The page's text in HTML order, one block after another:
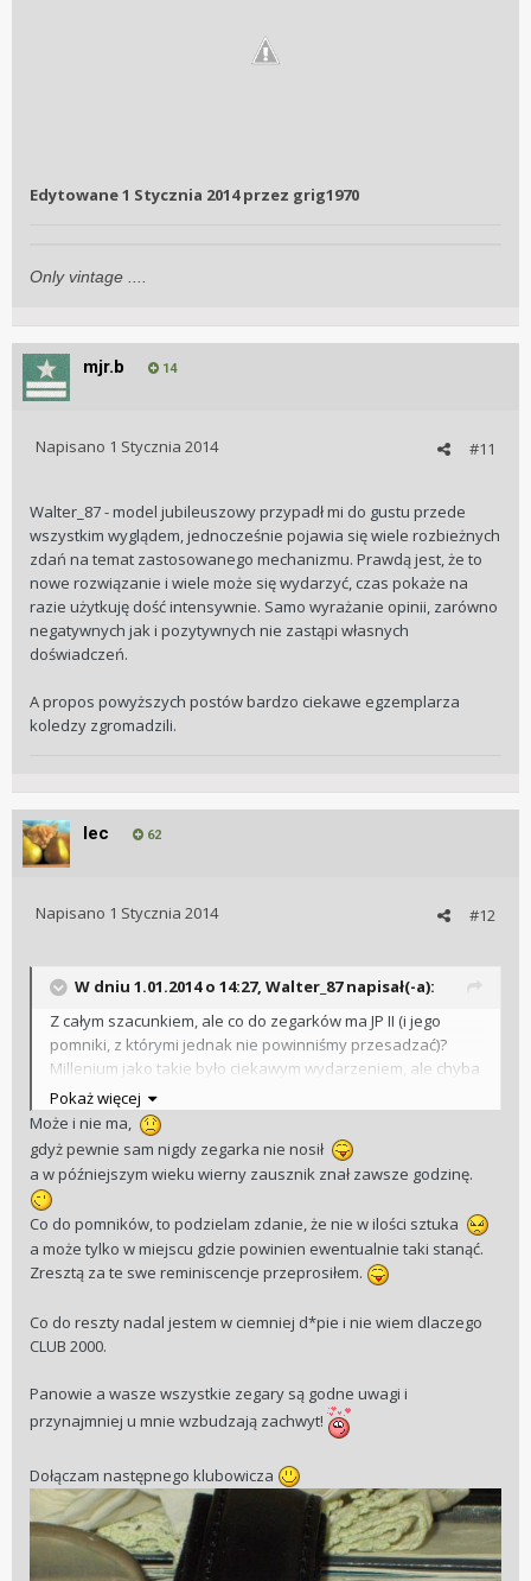
Edytowane1 Stycznia 2014przez grig1970
Only vintage ....
mjr.b 14
#11
Napisano 1 Stycznia 2014
Walter_87 - model jubileuszowy przypadł mi do gustu przede
wszystkim wyglądem, jednocześnie pojawia się wiele rozbieżnych
zdań na temat zastosowanego mechanizmu. Prawdą jest, że to
nowe rozwiązanie i wiele może się wydarzyć, czas pokaże na
razie użytkuję dość intensywnie. Samo wyrażanie opinii, zarówno
negatywnych jak i pozytywnych nie zastąpi własnych
doświadczeń.
A propos powyższych postów bardzo ciekawe egzemplarza
koledzy zgromadzili.
lec 62
#12
Napisano 1 Stycznia 2014
W dniu 1.01.2014 o 14:27, Walter_87 napisał(-a):
Z całym szacunkiem, ale co do zegarków ma JP II (i jego
pomniki, z którymi jednak nie powinniśmy przesadzać)?
Millenium jako takie było ciekawym wydarzeniem, ale chyba
nie ma potrzeby aż takiej nadinterpretacji. Pamiętam, że
głównie obawiano się globalnej awarii komputerów i sieci co
dzisiaj wydaje się nieco śmieszne
A co do Certinek, mimo, że nie są to zegarki z "najwyższego
szczebla" (co dla niektórych przekreśla tę markę) czuję do
nich pewną sympatię. To tak, jak do francuskich
samochodów, które mimo, że są o jeden krok za
germańskimi bezdusznymi maszynami, mają w sobie to coś.
noszę się z zamiarem kupna ciekawego starszego modelu z
serii Blue Ribbon lub Bristol.
mjr.b - bardzo ładny, jubileuszowy model - mnie cały czas
nie może dać spokoju jego werk
Dorzucę zdjęcie mojego obecnie wymarzonego zestawu:
Pokaż więcej
Może i nie ma,
gdyż pewnie sam nigdy zegarka nie nosił
a w późniejszym wieku wierny zausznik znał zawsze godzinę.
Co do pomników, to podzielam zdanie, że nie w ilości sztuka
a może tylko w miejscu gdzie powinien ewentualnie taki stanąć.
Zresztą za te swe reminiscencje przeprosiłem.
Co do reszty nadal jestem w ciemniej d*pie i nie wiem dlaczego
CLUB 2000.
Panowie a wasze wszystkie zegary są godne uwagi i
przynajmniej u mnie wzbudzają zachwyt!
Dołączam następnego klubowicza